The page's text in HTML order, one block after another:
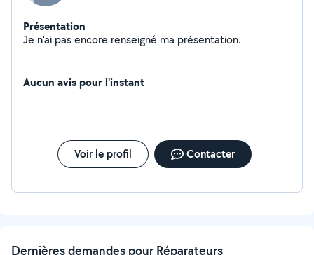
Présentation
Je n'ai pas encore renseigné ma présentation.
Aucun avis pour l'instant
Voir le profil Contacter
Dernières demandes pour Réparateurs